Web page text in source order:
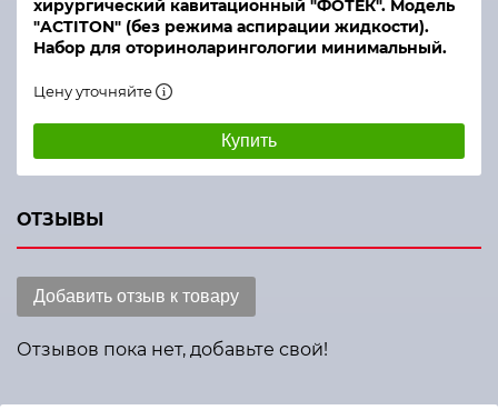
хирургический кавитационный "ФОТЕК". Модель
"ACTITON" (без режима аспирации жидкости).
Набор для оториноларингологии минимальный.
Цену уточняйте
Купить
ОТЗЫВЫ
Добавить отзыв к товару
Отзывов пока нет, добавьте свой!